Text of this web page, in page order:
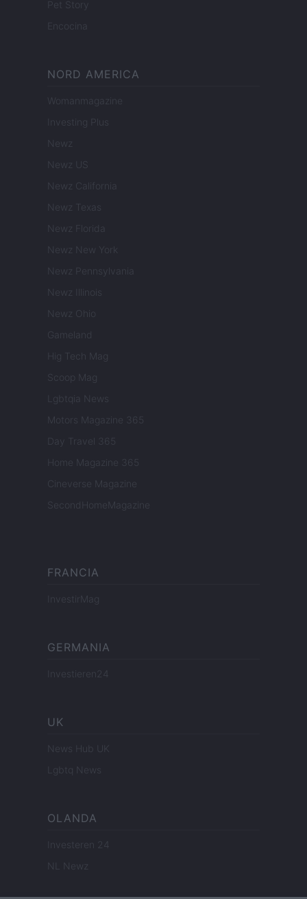
Pet Story
Encocina
NORD AMERICA
Womanmagazine
Investing Plus
Newz
Newz US
Newz California
Newz Texas
Newz Florida
Newz New York
Newz Pennsylvania
Newz Illinois
Newz Ohio
Gameland
Hig Tech Mag
Scoop Mag
Lgbtqia News
Motors Magazine 365
Day Travel 365
Home Magazine 365
Cineverse Magazine
SecondHomeMagazine
FRANCIA
InvestirMag
GERMANIA
Investieren24
UK
News Hub UK
Lgbtq News
OLANDA
Investeren 24
NL Newz